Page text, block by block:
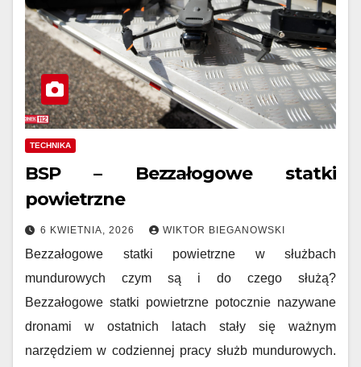
TECHNIKA
BSP – Bezzałogowe statki
powietrzne
6 KWIETNIA, 2026 WIKTOR BIEGANOWSKI
Bezzałogowe statki powietrzne w służbach
mundurowych czym są i do czego służą?
Bezzałogowe statki powietrzne potocznie nazywane
dronami w ostatnich latach stały się ważnym
narzędziem w codziennej pracy służb mundurowych.